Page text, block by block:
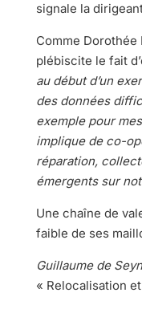
signale la
Comme Dorothée
plébiscite le fait
au début d’un
des données
exemple pour
implique de co-
réparation,
émergents sur
Une chaîne de
faible de ses
Guillaume de
« Relocalisation